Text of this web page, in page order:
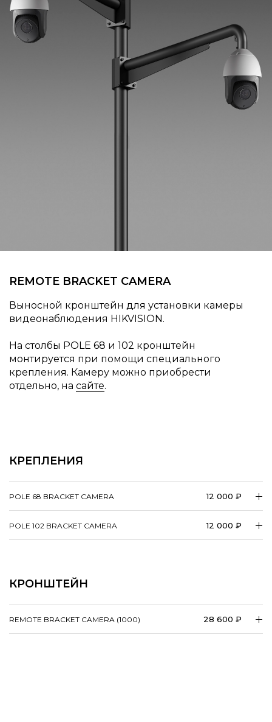
REMOTE BRACKET CAMERA
Выносной кронштейн для установки камеры
видеонаблюдения HIKVISION.
На столбы POLE 68 и 102 кронштейн
монтируется при помощи специального
крепления. Камеру можно приобрести
отдельно, на сайте.
КРЕПЛЕНИЯ
POLE 68 BRACKET CAMERA 12 000 ₽
POLE 102 BRACKET CAMERA 12 000 ₽
КРОНШТЕЙН
REMOTE BRACKET CAMERA (1000) 28 600 ₽